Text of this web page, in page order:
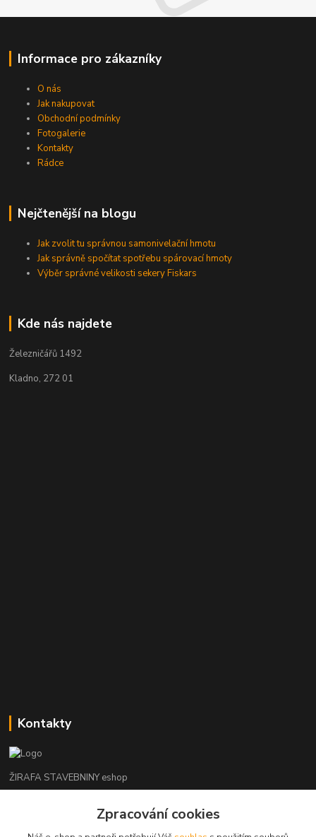
Informace pro zákazníky
O nás
Jak nakupovat
Obchodní podmínky
Fotogalerie
Kontakty
Rádce
Nejčtenější na blogu
Jak zvolit tu správnou samonivelační hmotu
Jak správně spočítat spotřebu spárovací hmoty
Výběr správné velikosti sekery Fiskars
Kde nás najdete
Železničářů 1492
Kladno, 272 01
Kontakty
ŽIRAFA STAVEBNINY eshop
+420 312 685 342Zpracování cookies